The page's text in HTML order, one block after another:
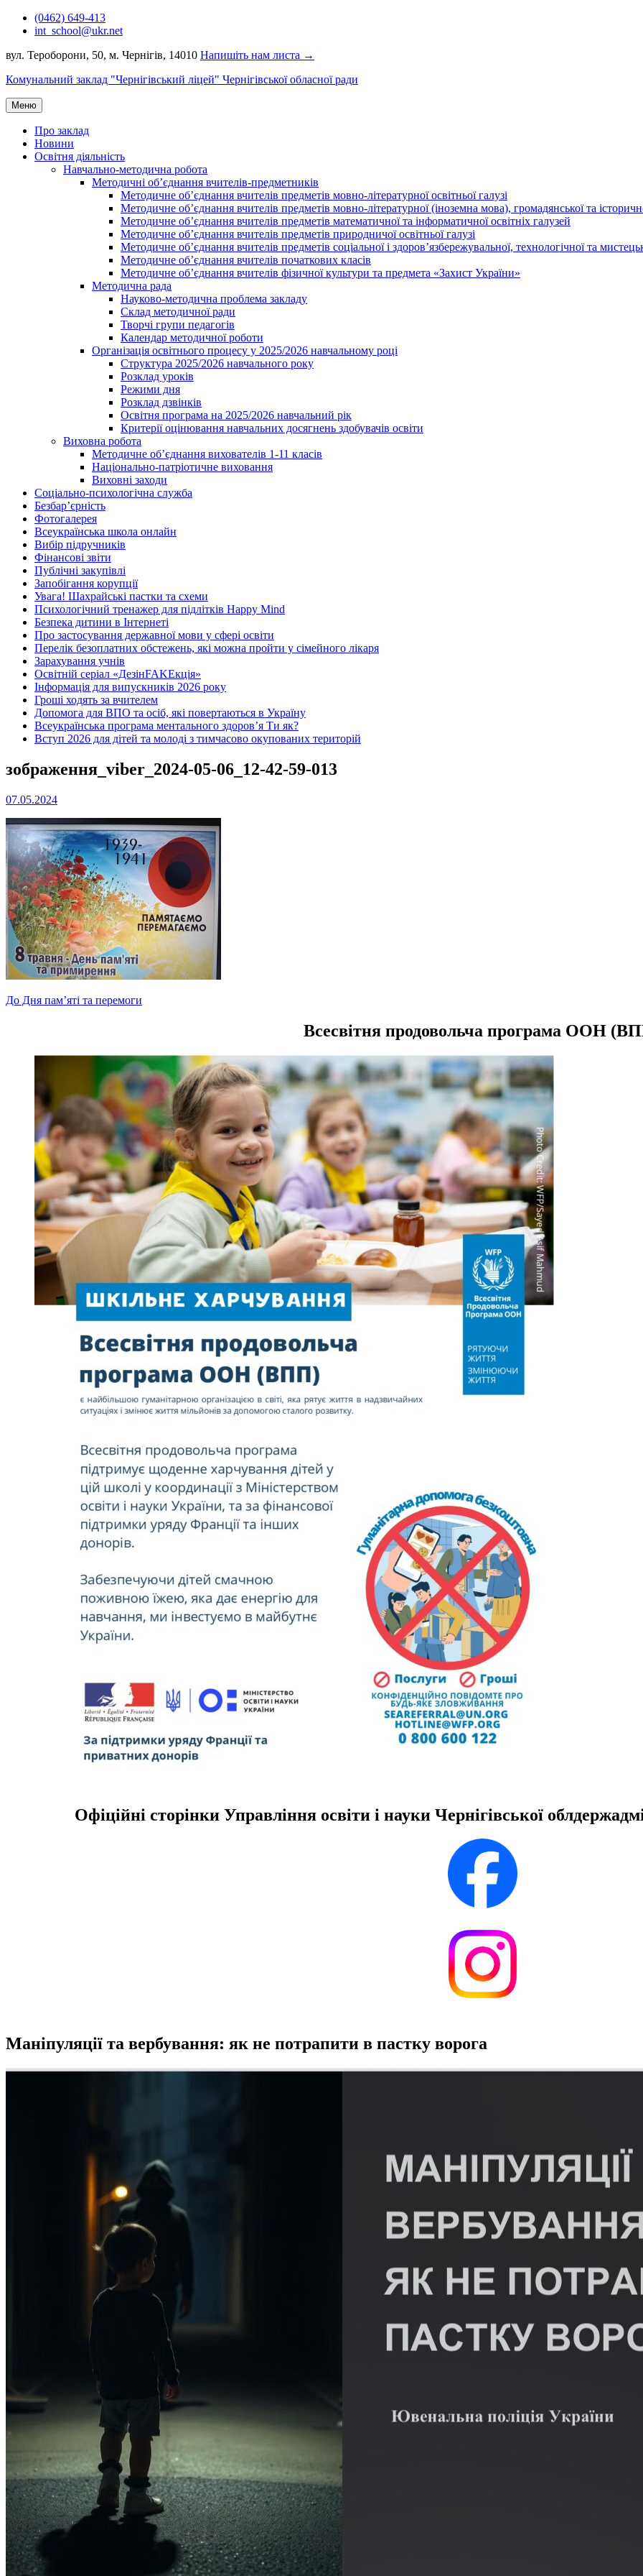
Перейти(0462) 649-413
int_school@ukr.net
вул. Тероборони, 50, м. Чернігів, 14010 Напишіть нам листа →
Комунальний заклад "Чернігівський ліцей" Чернігівської обласної ради
Меню
Про заклад
Новини
Освітня діяльність
Навчально-методична робота
Методичні об’єднання вчителів-предметників
Методичне об’єднання вчителів предметів мовно-літературної освітньої галузі
Методичне об’єднання вчителів предметів мовно-літературної (іноземна мова), громадянської та
Методичне об’єднання вчителів предметів математичної та інформатичної освітніх галузей
Методичне об’єднання вчителів предметів природничої освітньої галузі
Методичне об’єднання вчителів предметів соціальної і здоров’язбережувальної, технологічної та
Методичне об’єднання вчителів початкових класів
Методичне об’єднання вчителів фізичної культури та предмета «Захист України»
Методична рада
Науково-методична проблема закладу
Склад методичної ради
Творчі групи педагогів
Календар методичної роботи
Організація освітнього процесу у 2025/2026 навчальному році
Структура 2025/2026 навчального року
Розклад уроків
Режими дня
Розклад дзвінків
Освітня програма на 2025/2026 навчальний рік
Критерії оцінювання навчальних досягнень здобувачів освіти
Виховна робота
Методичне об’єднання вихователів 1-11 класів
Національно-патріотичне виховання
Виховні заходи
Соціально-психологічна служба
Безбар’єрність
Фотогалерея
Всеукраїнська школа онлайн
Вибір підручників
Фінансові звіти
Публічні закупівлі
Запобігання корупції
Увага! Шахрайські пастки та схеми
Психологічний тренажер для підлітків Happy Mind
Безпека дитини в Інтернеті
Про застосування державної мови у сфері освіти
Перелік безоплатних обстежень, які можна пройти у сімейного лікаря
Зарахування учнів
Освітній серіал «ДезінFAKEкція»
Інформація для випускників 2026 року
Гроші ходять за вчителем
Допомога для ВПО та осіб, які повертаються в Україну
Всеукраїнська програма ментального здоров’я Ти як?
Вступ 2026 для дітей та молоді з тимчасово окупованих територій
зображення_viber_2024-05-06_12-42-59-013
07.05.2024
Навігація
До Дня пам’яті та перемоги
Всесвітня продовольча програма ООН
Офіційні сторінки Управління освіти і науки Чернігівської
Маніпуляції та вербування: як не потрапити в пастку ворога